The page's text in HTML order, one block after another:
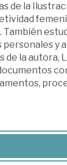
de la
y
la autora,